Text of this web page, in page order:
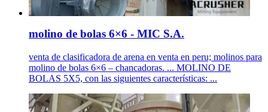
molino de bolas 6×6 - MIC S.A.
venta de clasificadora de arena en venta en peru; molinos para
molino de bolas 6×6 – chancadoras. ... MOLINO DE
BOLAS 5X5, con las siguientes características: ...